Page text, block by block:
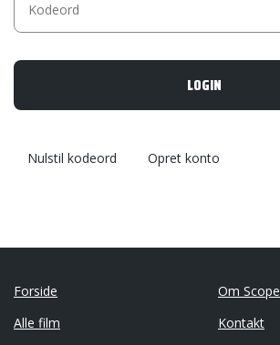
©
2020
Nulstil kodeord Opret konto
Forside
Alle film
Om Scope
Kontakt